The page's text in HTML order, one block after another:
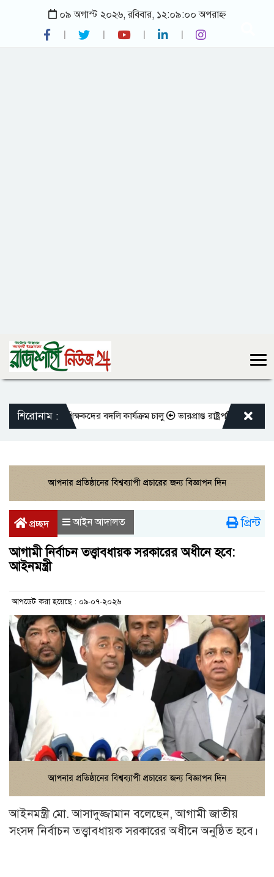
০৯ অগাস্ট ২০২৬, রবিবার, ১২:০৯:০০ অপরাহ্ন
শিরোনাম :
শিক্ষকদের বদলি কার্যক্রম চালু ভারপ্রাপ্ত রাষ্ট্রপতিকে শুভেচ্ছা
প্রচ্ছদ আইন আদালত প্রিন্ট
আগামী নির্বাচন তত্ত্বাবধায়ক সরকারের অধীনে হবে:
আইনমন্ত্রী
আপডেট করা হয়েছে : ০৯-০৭-২০২৬
আইনমন্ত্রী মো. আসাদুজ্জামান বলেছেন, আগামী জাতীয়
সংসদ নির্বাচন তত্ত্বাবধায়ক সরকারের অধীনে অনুষ্ঠিত হবে।